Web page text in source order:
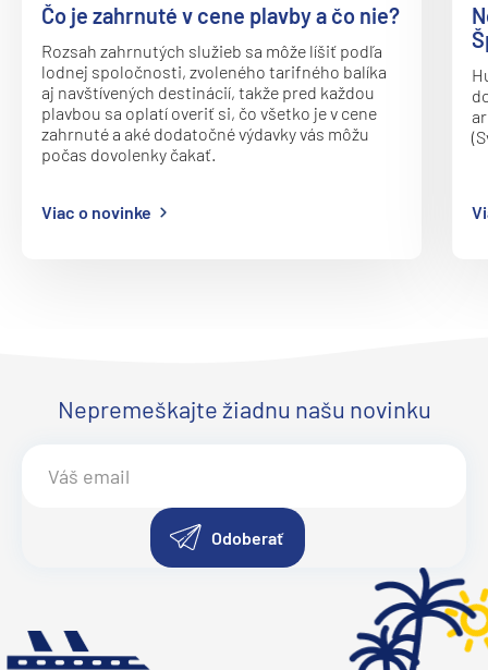
Čo je zahrnuté v cene plavby a čo nie?
Rozsah zahrnutých služieb sa môže líšiť podľa
lodnej spoločnosti, zvoleného tarifného balíka
aj navštívených destinácií, takže pred každou
plavbou sa oplatí overiť si, čo všetko je v cene
zahrnuté a aké dodatočné výdavky vás môžu
počas dovolenky čakať.
Viac o novinke
Nepremeškajte žiadnu našu novinku
Odoberať